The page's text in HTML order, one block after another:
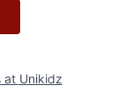
at Unikidz